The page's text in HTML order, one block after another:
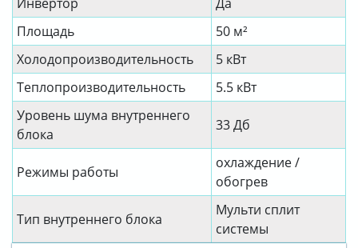
Инвертор
Да
Площадь
50 м²
Холодопроизводительность
5 кВт
Теплопроизводительность
5.5 кВт
Уровень шума внутреннего
блока
33 Дб
Режимы работы
охлаждение /
обогрев
Тип внутреннего блока
Мульти сплит
системы